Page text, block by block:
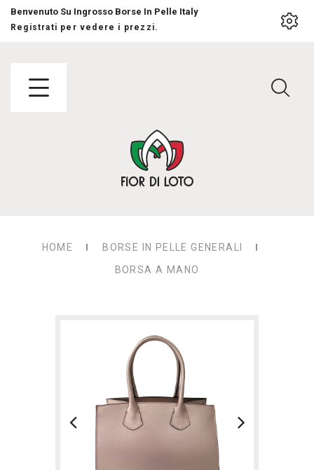
Benvenuto Su Ingrosso Borse In Pelle Italy
Registrati per vedere i prezzi.
HOME
BORSE IN PELLE GENERALI
BORSA A MANO